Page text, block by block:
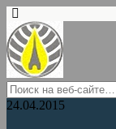
24.04.2015